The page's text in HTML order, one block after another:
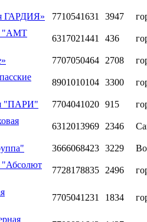
ГАРДИЯ» 7710541631 3947
"АМТ
6317021441 436
7707050464 2708
8901010104 3300
"ПАРИ" 7704041020 915
6312013969 2346
3666068423 3229
"Абсолют
7728178835 2496
7705041231 1834